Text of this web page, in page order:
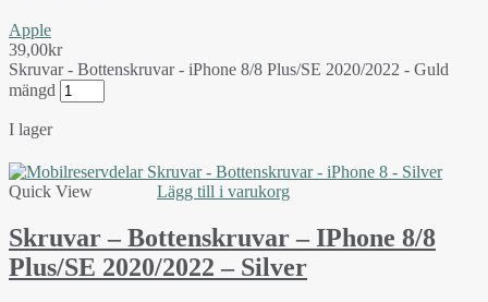
Apple
39,00kr
Skruvar - Bottenskruvar - iPhone 8/8 Plus/SE 2020/2022 - Guld
mängd
I lager
Quick View Lägg till i varukorg
Skruvar – Bottenskruvar – IPhone 8/8
Plus/SE 2020/2022 – Silver